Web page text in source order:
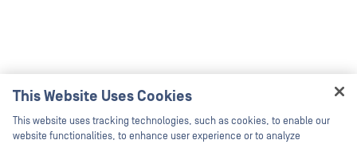
This Website Uses Cookies
This website uses tracking technologies, such as cookies, to enable our
website functionalities, to enhance user experience or to analyze
Hey there!
I'm Ozzy, your OPSWAT virtual assistant.